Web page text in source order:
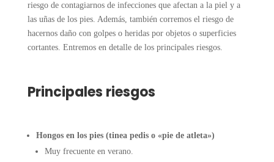
riesgo de contagiarnos de infecciones que afectan a la piel y a
las uñas de los pies. Además, también corremos el riesgo de
hacernos daño con golpes o heridas por objetos o superficies
cortantes. Entremos en detalle de los principales riesgos.
Principales riesgos
Hongos en los pies (tinea pedis o «pie de atleta»)
Muy frecuente en verano.